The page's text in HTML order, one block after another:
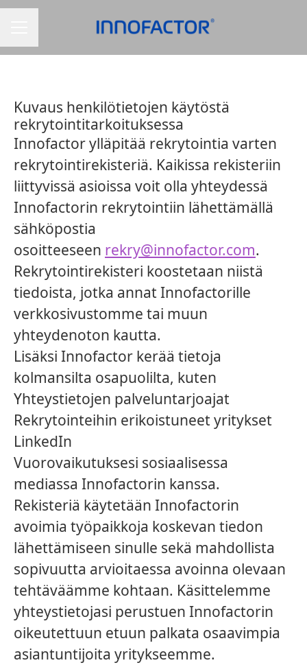
Kuvaus henkilötietojen käytöstä
rekrytointitarkoituksessa
Innofactor ylläpitää rekrytointia varten
rekrytointirekisteriä. Kaikissa rekisteriin
liittyvissä asioissa voit olla yhteydessä
Innofactorin rekrytointiin lähettämällä
sähköpostia
osoitteeseen rekry@innofactor.com.
Rekrytointirekisteri koostetaan niistä
tiedoista, jotka annat Innofactorille
verkkosivustomme tai muun
yhteydenoton kautta.
Lisäksi Innofactor kerää tietoja
kolmansilta osapuolilta, kuten
Yhteystietojen palveluntarjoajat
Rekrytointeihin erikoistuneet yritykset
LinkedIn
Vuorovaikutuksesi sosiaalisessa
mediassa Innofactorin kanssa.
Rekisteriä käytetään Innofactorin
avoimia työpaikkoja koskevan tiedon
lähettämiseen sinulle sekä mahdollista
sopivuutta arvioitaessa avoinna olevaan
tehtäväämme kohtaan. Käsittelemme
yhteystietojasi perustuen Innofactorin
oikeutettuun etuun palkata osaavimpia
asiantuntijoita yritykseemme.